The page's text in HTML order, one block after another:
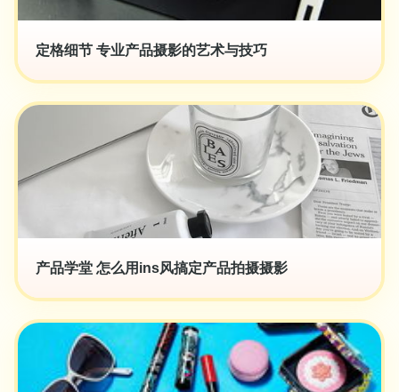
定格细节 专业产品摄影的艺术与技巧
产品学堂 怎么用ins风搞定产品拍摄摄影